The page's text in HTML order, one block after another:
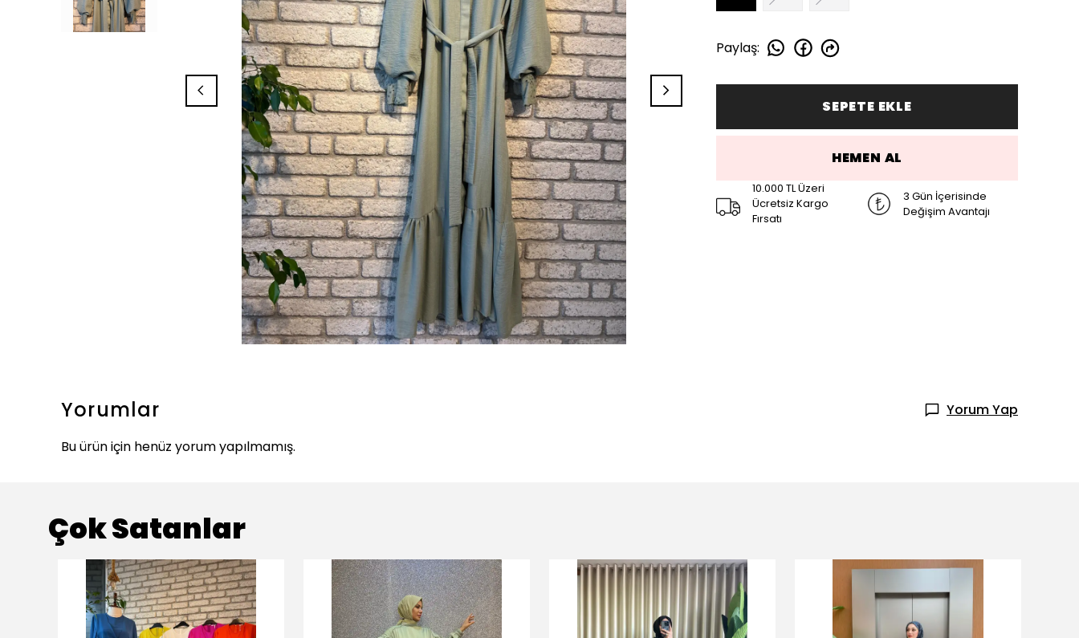
Paylaş:
SEPETE EKLE
HEMEN AL
10.000 TL Üzeri
Ücretsiz Kargo
Fırsatı
3 Gün İçerisinde
Değişim Avantajı
Yorumlar
Yorum Yap
Bu ürün için henüz yorum yapılmamış.
Çok Satanlar